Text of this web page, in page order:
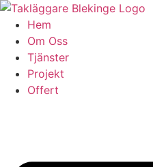
Skip
content
Hem
Om Oss
Tjänster
Projekt
Offert